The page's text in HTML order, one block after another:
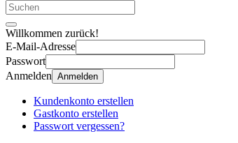
Willkommen zurück!
E-Mail-Adresse
Passwort
Anmelden Anmelden
Kundenkonto erstellen
Gastkonto erstellen
Passwort vergessen?